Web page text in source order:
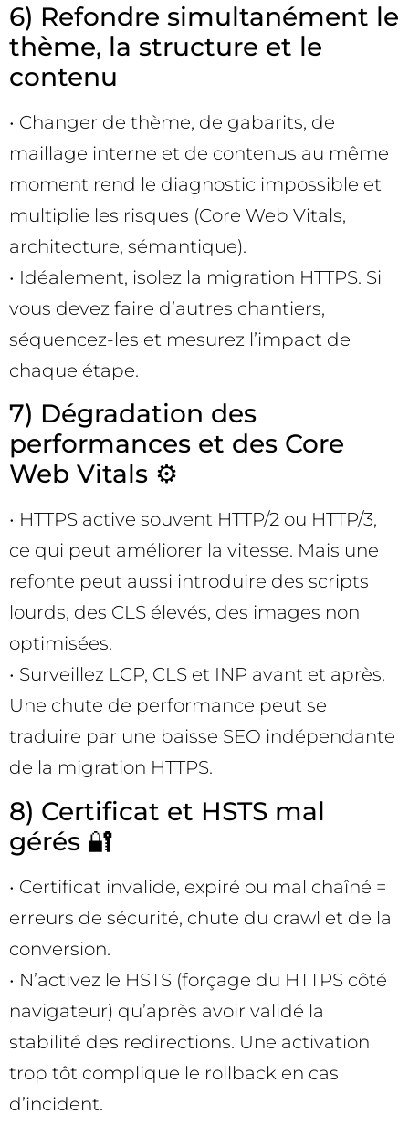
6) Refondre simultanément le
thème, la structure et le
contenu
• Changer de thème, de gabarits, de
maillage interne et de contenus au même
moment rend le diagnostic impossible et
multiplie les risques (Core Web Vitals,
architecture, sémantique).
• Idéalement, isolez la migration HTTPS. Si
vous devez faire d’autres chantiers,
séquencez-les et mesurez l’impact de
chaque étape.
7) Dégradation des
performances et des Core
Web Vitals ⚙️
• HTTPS active souvent HTTP/2 ou HTTP/3,
ce qui peut améliorer la vitesse. Mais une
refonte peut aussi introduire des scripts
lourds, des CLS élevés, des images non
optimisées.
• Surveillez LCP, CLS et INP avant et après.
Une chute de performance peut se
traduire par une baisse SEO indépendante
de la migration HTTPS.
8) Certificat et HSTS mal
gérés 🔐
• Certificat invalide, expiré ou mal chaîné =
erreurs de sécurité, chute du crawl et de la
conversion.
• N’activez le HSTS (forçage du HTTPS côté
navigateur) qu’après avoir validé la
stabilité des redirections. Une activation
trop tôt complique le rollback en cas
d’incident.